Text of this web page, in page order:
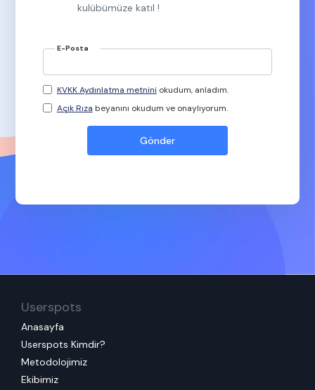
kulübümüze katıl !
E-Posta
KVKK Aydınlatma metnini okudum, anladım.
Açık Rıza beyanını okudum ve onaylıyorum.
Userspots
Anasayfa
Userspots Kimdir?
Metodolojimiz
Ekibimiz